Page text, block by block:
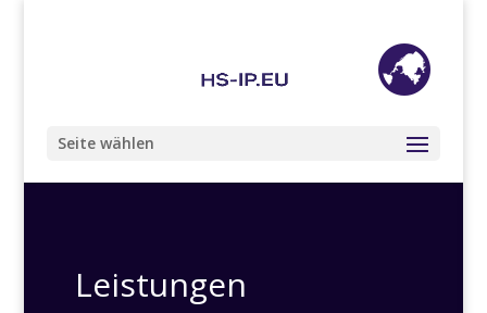
Seite wählen
Leistungen